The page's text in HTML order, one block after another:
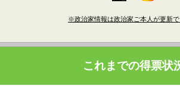
※政治家情報は政治家ご本人が更新
これまでの得票状